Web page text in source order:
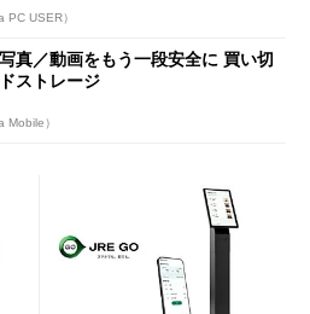
PC USER）
真／動画をもう一段安全に 買い切
ストレージ
Mobile）